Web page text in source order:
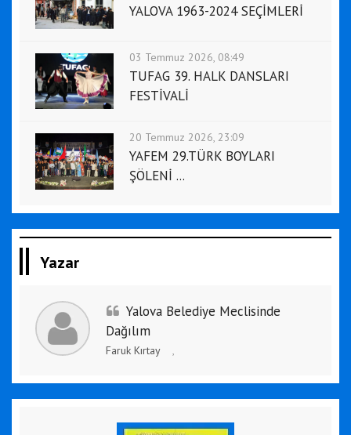
YALOVA 1963-2024 SEÇİMLERİ
03 Temmuz 2026, 08:49
TUFAG 39. HALK DANSLARI
FESTİVALİ
20 Temmuz 2026, 23:09
YAFEM 29.TÜRK BOYLARI
ŞÖLENİ ...
Yazar
Yalova Belediye Meclisinde
Dağılım
Faruk Kırtay ,